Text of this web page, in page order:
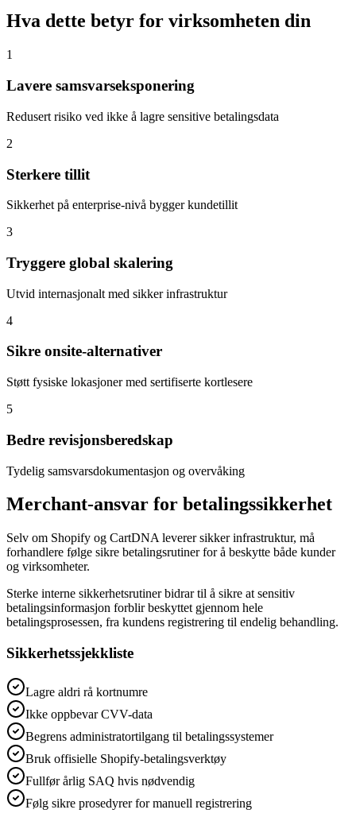
Hva dette betyr for virksomheten din
1
Lavere samsvarseksponering
Redusert risiko ved ikke å lagre sensitive betalingsdata
2
Sterkere tillit
Sikkerhet på enterprise-nivå bygger kundetillit
3
Tryggere global skalering
Utvid internasjonalt med sikker infrastruktur
4
Sikre onsite-alternativer
Støtt fysiske lokasjoner med sertifiserte kortlesere
5
Bedre revisjonsberedskap
Tydelig samsvarsdokumentasjon og overvåking
Merchant-ansvar for betalingssikkerhet
Selv om Shopify og CartDNA leverer sikker infrastruktur, må
forhandlere følge sikre betalingsrutiner for å beskytte både kunder
og virksomheter.
Sterke interne sikkerhetsrutiner bidrar til å sikre at sensitiv
betalingsinformasjon forblir beskyttet gjennom hele
betalingsprosessen, fra kundens registrering til endelig behandling.
Sikkerhetssjekkliste
Lagre aldri rå kortnumre
Ikke oppbevar CVV-data
Begrens administratortilgang til betalingssystemer
Bruk offisielle Shopify-betalingsverktøy
Fullfør årlig SAQ hvis nødvendig
Følg sikre prosedyrer for manuell registrering